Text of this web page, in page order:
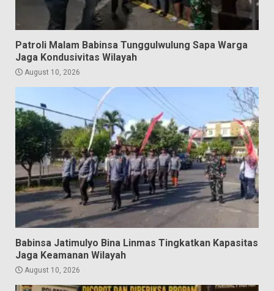
Patroli Malam Babinsa Tunggulwulung Sapa Warga
Jaga Kondusivitas Wilayah
August 10, 2026
Babinsa Jatimulyo Bina Linmas Tingkatkan Kapasitas
Jaga Keamanan Wilayah
August 10, 2026